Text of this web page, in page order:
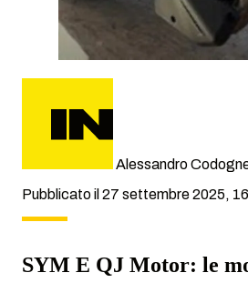
Alessandro
Pubblicato il 27 settembre 2025,
SYM E QJ Motor: le